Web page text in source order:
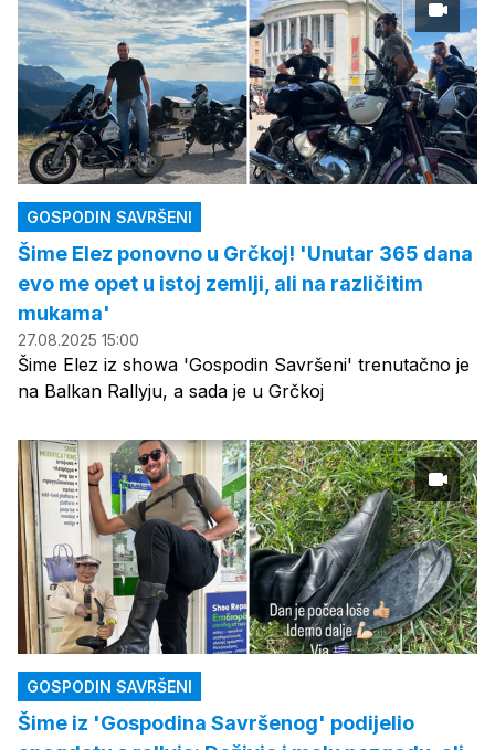
GOSPODIN SAVRŠENI
Šime Elez ponovno u Grčkoj! 'Unutar 365 dana
evo me opet u istoj zemlji, ali na različitim
mukama'
27.08.2025 15:00
Šime Elez iz showa 'Gospodin Savršeni' trenutačno je
na Balkan Rallyju, a sada je u Grčkoj
GOSPODIN SAVRŠENI
Šime iz 'Gospodina Savršenog' podijelio